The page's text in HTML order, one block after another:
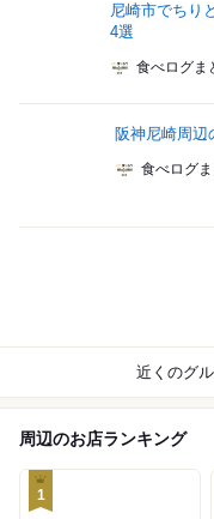
尼崎市でちり
4選
食べログま
阪神尼崎周辺
食べログ
近くのグ
周辺のお店ランキング
1